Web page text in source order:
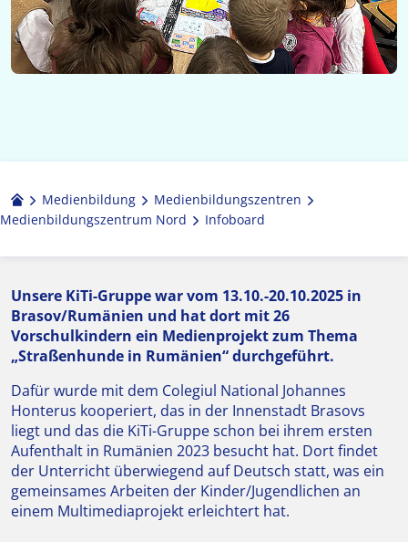
Medienbildung
Medien­bildungs­zentren
Medienbildungszentrum Nord
Infoboard
Unsere KiTi-Gruppe war vom 13.10.-20.10.2025 in
Brasov/Rumänien und hat dort mit 26
Vorschulkindern ein Medienprojekt zum Thema
„Straßenhunde in Rumänien“ durchgeführt.
Dafür wurde mit dem Colegiul National Johannes
Honterus kooperiert, das in der Innenstadt Brasovs
liegt und das die KiTi-Gruppe schon bei ihrem ersten
Aufenthalt in Rumänien 2023 besucht hat. Dort findet
der Unterricht überwiegend auf Deutsch statt, was ein
gemeinsames Arbeiten der Kinder/Jugendlichen an
einem Multimediaprojekt erleichtert hat.